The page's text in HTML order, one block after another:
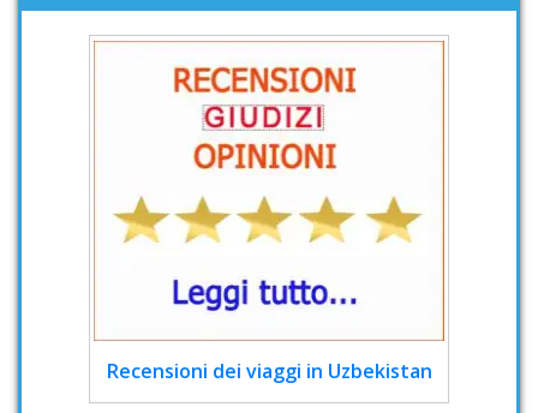
Recensioni dei viaggi in Uzbekistan